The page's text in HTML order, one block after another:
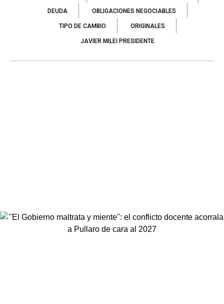
DEUDA OBLIGACIONES NEGOCIABLES
TIPO DE CAMBIO ORIGINALES
JAVIER MILEI PRESIDENTE